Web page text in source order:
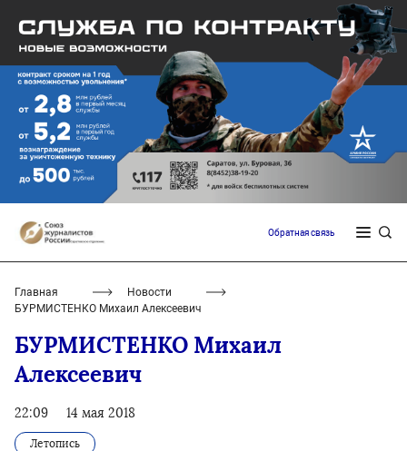
Обратная связь
Главная
Новости
БУРМИСТЕНКО Михаил Алексеевич
БУРМИСТЕНКО Михаил
Алексеевич
22:09 14 мая 2018
Летопись